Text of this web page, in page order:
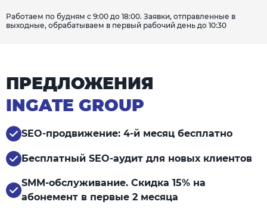
Работаем по будням с 9:00 до 18:00. Заявки, отправленные в
выходные, обрабатываем в первый рабочий день до 10:30
ПРЕДЛОЖЕНИЯ
INGATE GROUP
SEO-продвижение: 4-й месяц бесплатно
Бесплатный SEO-аудит для новых клиентов
SMM-обслуживание. Скидка 15% на
абонемент в первые 2 месяца